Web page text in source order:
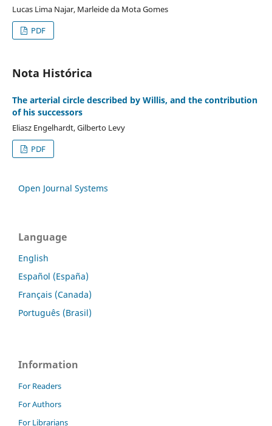
Lucas Lima Najar, Marleide da Mota Gomes
PDF
Nota Histórica
The arterial circle described by Willis, and the contribution
of his successors
Eliasz Engelhardt, Gilberto Levy
PDF
Open Journal Systems
Language
English
Español (España)
Français (Canada)
Português (Brasil)
Information
For Readers
For Authors
For Librarians